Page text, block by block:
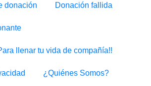
donación Donación fallida
llenar tu vida de compañía!!
¿Quiénes Somos?